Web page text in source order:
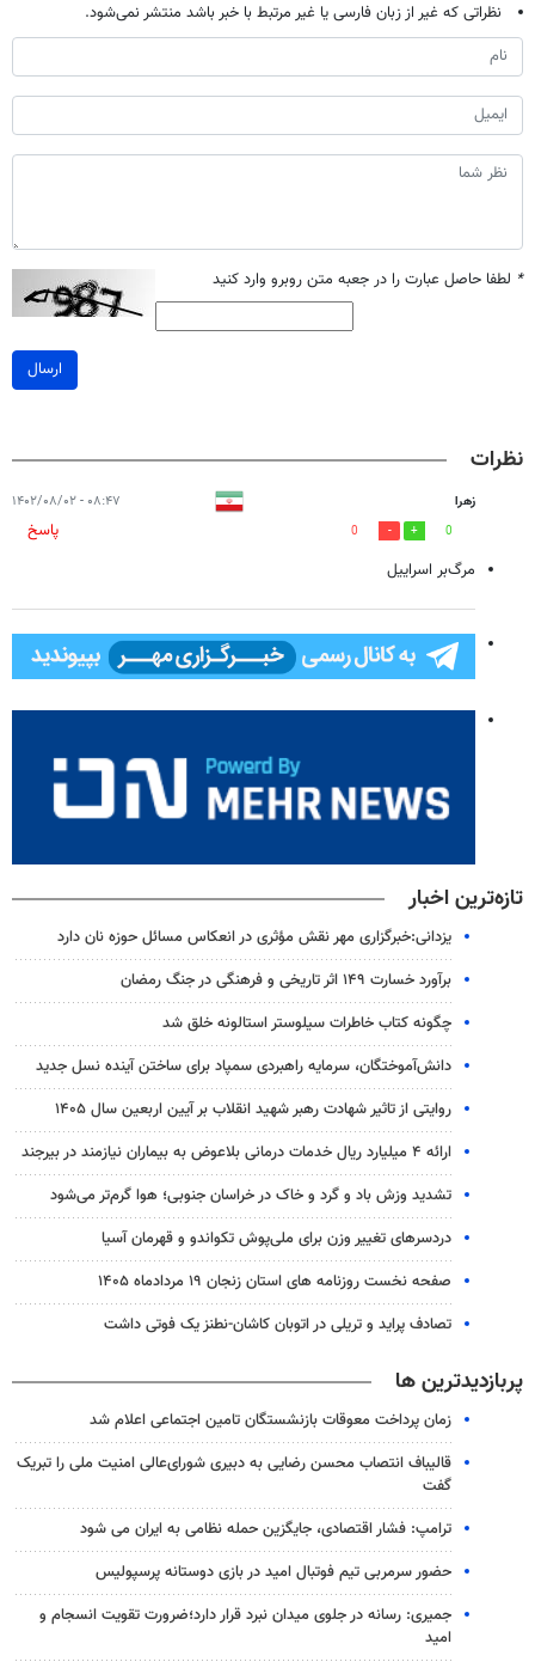
نظراتی که غیر از زبان فارسی یا غیر مرتبط با خبر باشد منتشر نمی‌شود.
* لطفا حاصل عبارت را در جعبه متن روبرو وارد کنید
ارسال
نظرات
زهرا ۰۸:۴۷ - ۱۴۰۲/۰۸/۰۲
0
0
پاسخ
مرگ‌بر اسراییل
تازه‌ترین اخبار
یزدانی:خبرگزاری مهر نقش مؤثری در انعکاس مسائل حوزه نان دارد
برآورد خسارت ۱۴۹ اثر تاریخی و فرهنگی در جنگ رمضان
چگونه کتاب خاطرات سیلوستر استالونه خلق شد
دانش‌آموختگان، سرمایه راهبردی سمپاد برای ساختن آینده نسل جدید
روایتی از تاثیر شهادت رهبر شهید انقلاب بر آیین اربعین سال ۱۴۰۵
ارائه ۴ میلیارد ریال خدمات درمانی بلاعوض به بیماران نیازمند در بیرجند
تشدید وزش باد و گرد و خاک در خراسان جنوبی؛ هوا گرم‌تر می‌شود
دردسرهای تغییر وزن برای ملی‌پوش تکواندو و قهرمان آسیا
صفحه نخست روزنامه های استان زنجان ۱۹ مردادماه ۱۴۰۵
تصادف پراید و تریلی در اتوبان کاشان-نطنز یک فوتی داشت
پربازدیدترین ها
زمان پرداخت معوقات بازنشستگان تامین اجتماعی اعلام شد
قالیباف انتصاب محسن رضایی به دبیری شورای‌عالی امنیت ملی را تبریک
گفت
ترامپ: فشار اقتصادی، جایگزین حمله نظامی به ایران می شود
حضور سرمربی تیم فوتبال امید در بازی دوستانه پرسپولیس
جمیری: رسانه‌ در جلوی میدان نبرد قرار دارد؛ضرورت تقویت انسجام و
امید